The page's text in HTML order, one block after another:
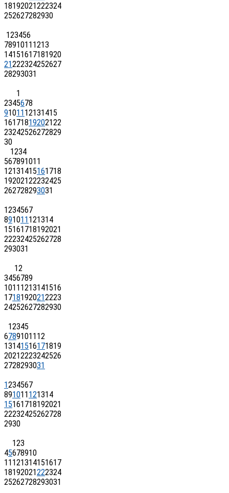
18192021222324
252627282930
123456
78910111213
14151617181920
21222324252627
28293031
1
2345678
9101112131415
16171819202122
23242526272829
30
1234
567891011
12131415161718
19202122232425
262728293031
1234567
891011121314
15161718192021
22232425262728
293031
12
3456789
10111213141516
17181920212223
24252627282930
12345
6789101112
13141516171819
20212223242526
2728293031
1234567
891011121314
15161718192021
22232425262728
2930
123
45678910
11121314151617
18192021222324
25262728293031